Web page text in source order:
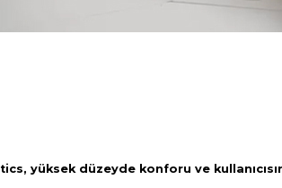
yüksek düzeyde konforu ve